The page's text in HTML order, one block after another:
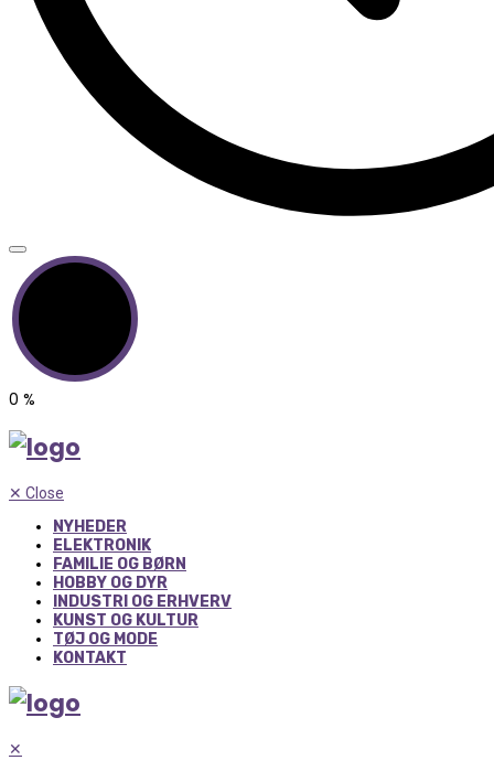
0 %
✕ Close
NYHEDER
ELEKTRONIK
FAMILIE OG BØRN
HOBBY OG DYR
INDUSTRI OG ERHVERV
KUNST OG KULTUR
TØJ OG MODE
KONTAKT
✕